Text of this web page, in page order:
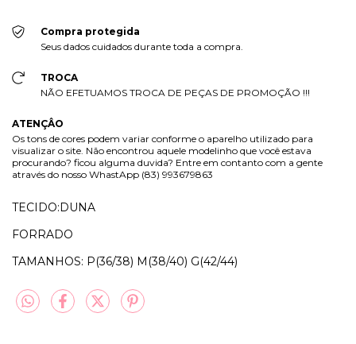
Compra protegida
Seus dados cuidados durante toda a compra.
TROCA
NÃO EFETUAMOS TROCA DE PEÇAS DE PROMOÇÃO !!!
ATENÇÂO
Os tons de cores podem variar conforme o aparelho utilizado para
visualizar o site. Não encontrou aquele modelinho que você estava
procurando? ficou alguma duvida? Entre em contanto com a gente
através do nosso WhastApp (83) 993679863
TECIDO:DUNA
FORRADO
TAMANHOS: P(36/38) M(38/40) G(42/44)